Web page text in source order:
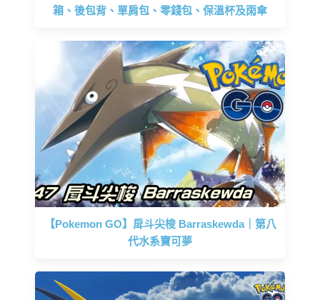
箱、後包背、單肩包、零錢包、保溫杯及雨傘
【Pokemon GO】戽斗尖梭 Barraskewda｜第八
代水系寶可夢